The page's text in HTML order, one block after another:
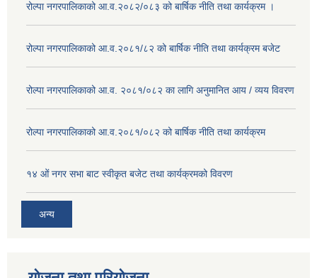
रोल्पा नगरपालिकाको आ.व.२०८२/०८३ को बार्षिक नीति तथा कार्यक्रम ।
रोल्पा नगरपालिकाको आ.व.२०८१/८२ को बार्षिक नीति तथा कार्यक्रम बजेट
रोल्पा नगरपालिकाको आ.व. २०८१/०८२ का लागि अनुमानित आय / व्यय विवरण
रोल्पा नगरपालिकाको आ.व.२०८१/०८२ को बार्षिक नीति तथा कार्यक्रम
१४ ओं नगर सभा बाट स्वीकृत बजेट तथा कार्यक्रमको विवरण
अन्य